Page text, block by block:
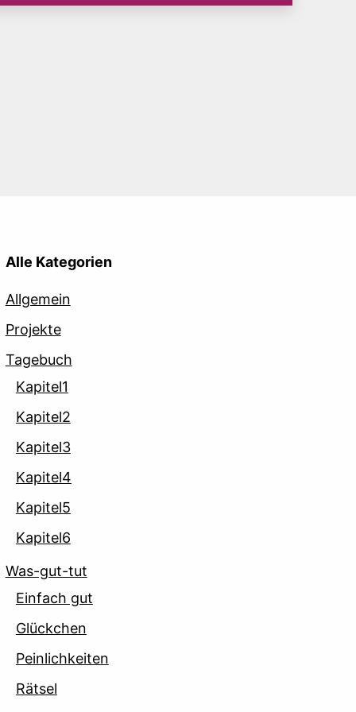
Alle Kategorien
Allgemein
Projekte
Tagebuch
Kapitel1
Kapitel2
Kapitel3
Kapitel4
Kapitel5
Kapitel6
Was-gut-tut
Einfach gut
Glückchen
Peinlichkeiten
Rätsel